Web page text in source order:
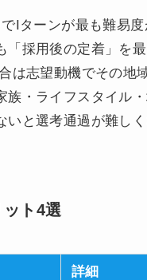
Iターンが最も難易
「採用後の定着」を
は志望動機でその地
族・ライフスタイル
いと選考通過が難しく
ト4選
詳細